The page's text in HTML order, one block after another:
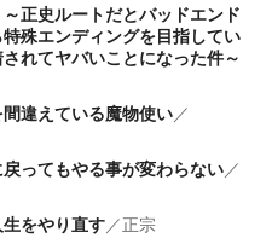
正史ルートだとバッドエンド
殊エンディングを目指してい
れてヤバいことになった件～
違えている魔物使い／
ってもやる事が変わらない／
をやり直す／正宗